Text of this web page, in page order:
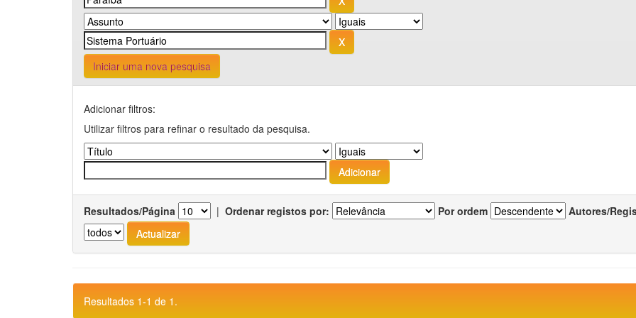
Iniciar uma nova pesquisa
Adicionar filtros:
Utilizar filtros para refinar o resultado da pesquisa.
Resultados/Página | Ordenar registos por: Por ordem Autores/
Resultados 1-1 de 1.